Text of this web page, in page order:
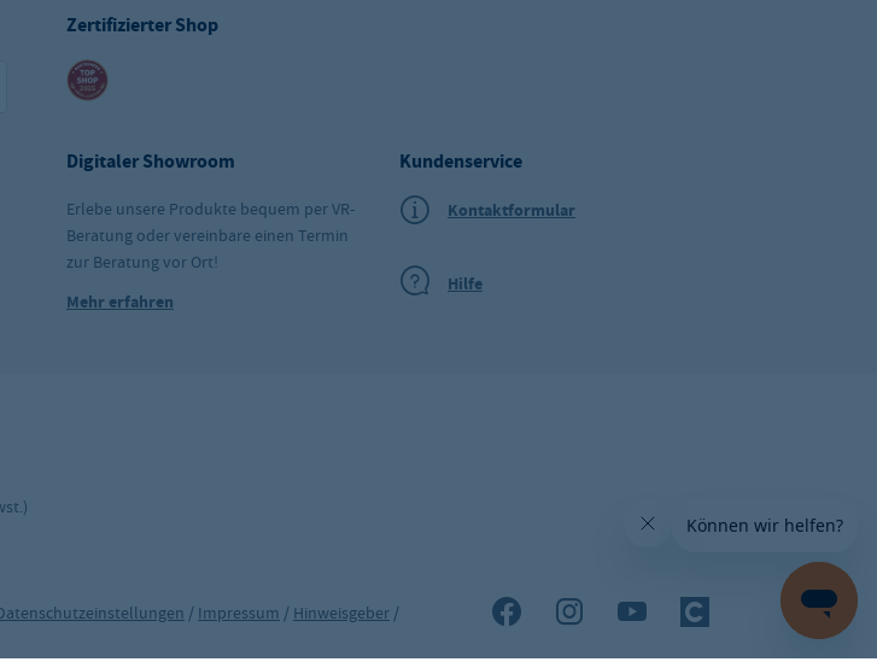
Zertifizierter Shop
Digitaler Showroom
Erlebe unsere Produkte bequem per VR-
Beratung oder vereinbare einen Termin
zur Beratung vor Ort!
Mehr erfahren
Kundenservice
Kontaktformular
Hilfe
/ Impressum / Hinweisgeber /